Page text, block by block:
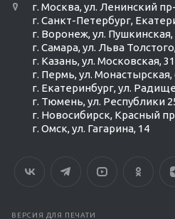
г. Москва, ул. Ленинский
г. Санкт-Петербург,
г. Воронеж, ул. Пушкинская,
г. Самара, ул. Льва
г. Казань, ул. Московская, 31
г. Пермь, ул. Монастырская,
г. Екатеринбург, ул.
г. Тюмень, ул. Республики
г. Новосибирск, Красный
г. Омск, ул. ​Гагарина, 14
ВЕРСИЯ ДЛЯ ПЕЧАТИ